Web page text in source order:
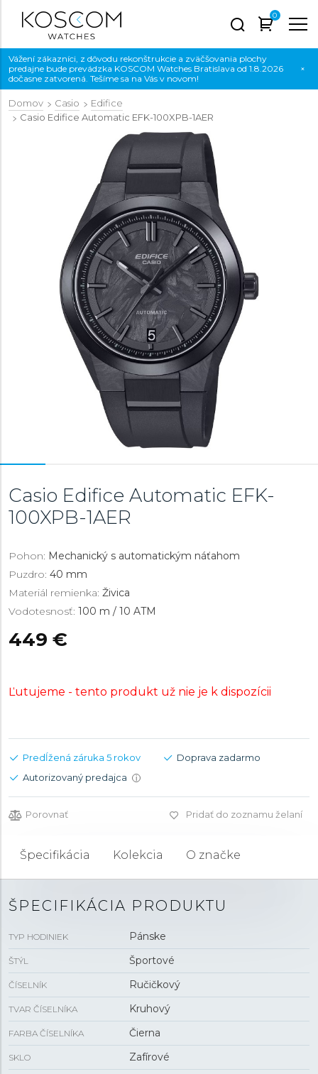
0
Vážení zákazníci, z dôvodu rekonštrukcie a zväčšovania plochy
predajne bude prevádzka KOSCOM Watches Bratislava od 1.8.2026
dočasne zatvorená. Tešíme sa na Vás v novom!
×
Domov Casio
Edifice
Casio Edifice Automatic EFK-100XPB-1AER
Casio Edifice Automatic EFK-
100XPB-1AER
Pohon: Mechanický s automatickým náťahom
Puzdro: 40 mm
Materiál remienka: Živica
Vodotesnosť: 100 m / 10 ATM
449 €
Ľutujeme - tento produkt už nie je k dispozícii
Predĺžená záruka 5 rokov
Doprava zadarmo
Autorizovaný predajca
i
Porovnať Pridať do zoznamu želaní
Špecifikácia Kolekcia O značke
ŠPECIFIKÁCIA PRODUKTU
TYP HODINIEK Pánske
ŠTÝL Športové
ČÍSELNÍK Ručičkový
TVAR ČÍSELNÍKA Kruhový
FARBA ČÍSELNÍKA Čierna
SKLO Zafírové